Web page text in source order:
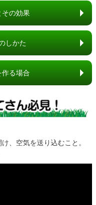
その効果
しかた
作る場合
、空気を送り込むこと。